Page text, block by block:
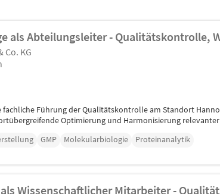
als Abteilungsleiter - Qualitätskontrolle,
Co. KG
Führung der Qualitätskontrolle am Standort
Optimierung und Harmonisierung relevanter
GMP Molekularbiologie Proteinanalytik
Wissenschaftlicher Mitarbeiter -